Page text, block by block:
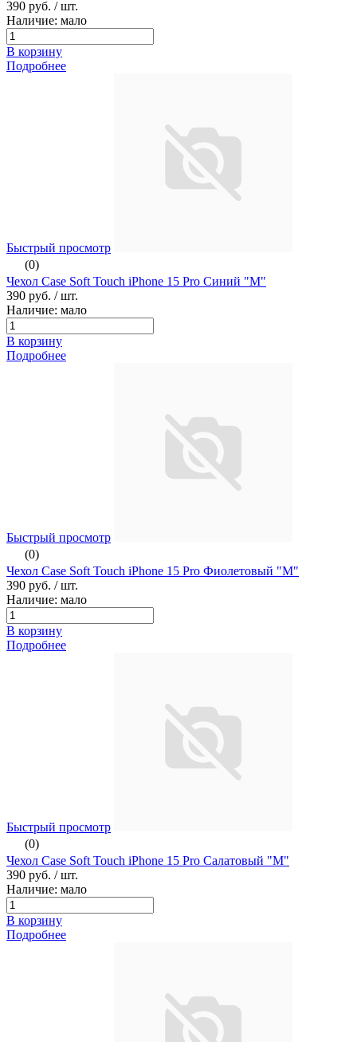
390 руб. / шт.
Наличие: мало
В корзину
Подробнее
Быстрый просмотр
(0)
Чехол Case Soft Touch iPhone 15 Pro Синий "М"
390 руб. / шт.
Наличие: мало
В корзину
Подробнее
Быстрый просмотр
(0)
Чехол Case Soft Touch iPhone 15 Pro Фиолетовый "М"
390 руб. / шт.
Наличие: мало
В корзину
Подробнее
Быстрый просмотр
(0)
Чехол Case Soft Touch iPhone 15 Pro Салатовый "М"
390 руб. / шт.
Наличие: мало
В корзину
Подробнее